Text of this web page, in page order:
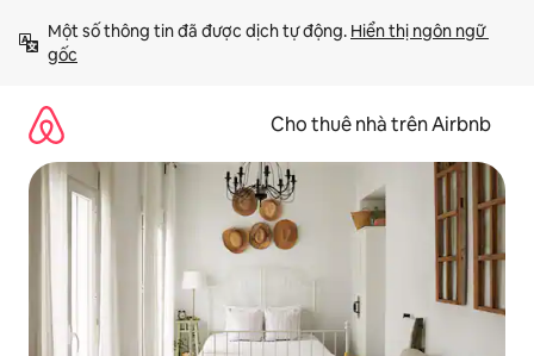
đến
Một số thông tin đã được dịch tự động. Hiển thị ngôn ngữ
gốc
Cho thuê nhà trên Airbnb